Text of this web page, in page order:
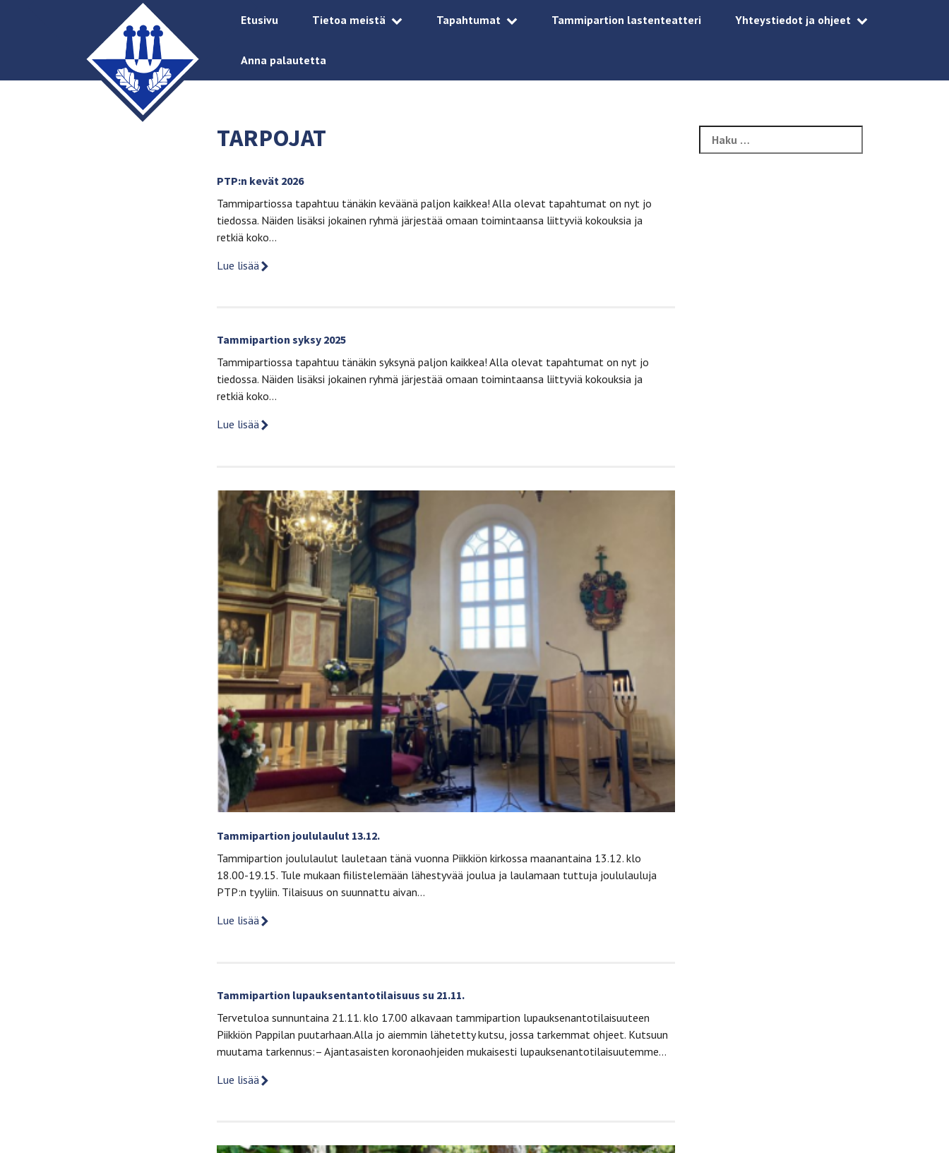
Etusivu Tietoa meistä Tapahtumat Tammipartion lastenteatteri Yhteystiedot ja ohjeet
Anna palautetta
TARPOJAT
PTP:n kevät 2026
Tammipartiossa tapahtuu tänäkin keväänä paljon kaikkea! Alla olevat tapahtumat on nyt jo
tiedossa. Näiden lisäksi jokainen ryhmä järjestää omaan toimintaansa liittyviä kokouksia ja
retkiä koko…
Lue lisää
Tammipartion syksy 2025
Tammipartiossa tapahtuu tänäkin syksynä paljon kaikkea! Alla olevat tapahtumat on nyt jo
tiedossa. Näiden lisäksi jokainen ryhmä järjestää omaan toimintaansa liittyviä kokouksia ja
retkiä koko…
Lue lisää
Tammipartion joululaulut 13.12.
Tammipartion joululaulut lauletaan tänä vuonna Piikkiön kirkossa maanantaina 13.12. klo
18.00-19.15. Tule mukaan fiilistelemään lähestyvää joulua ja laulamaan tuttuja joululauluja
PTP:n tyyliin. Tilaisuus on suunnattu aivan…
Lue lisää
Tammipartion lupauksentantotilaisuus su 21.11.
Tervetuloa sunnuntaina 21.11. klo 17.00 alkavaan tammipartion lupauksenantotilaisuuteen
Piikkiön Pappilan puutarhaan.Alla jo aiemmin lähetetty kutsu, jossa tarkemmat ohjeet. Kutsuun
muutama tarkennus:– Ajantasaisten koronaohjeiden mukaisesti lupauksenantotilaisuutemme…
Lue lisää
Haku: